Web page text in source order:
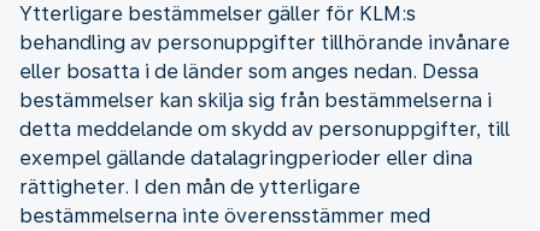
Ytterligare bestämmelser gäller för KLM:s
behandling av personuppgifter tillhörande invånare
eller bosatta i de länder som anges nedan. Dessa
bestämmelser kan skilja sig från bestämmelserna i
detta meddelande om skydd av personuppgifter, till
exempel gällande datalagringperioder eller dina
rättigheter. I den mån de ytterligare
bestämmelserna inte överensstämmer med